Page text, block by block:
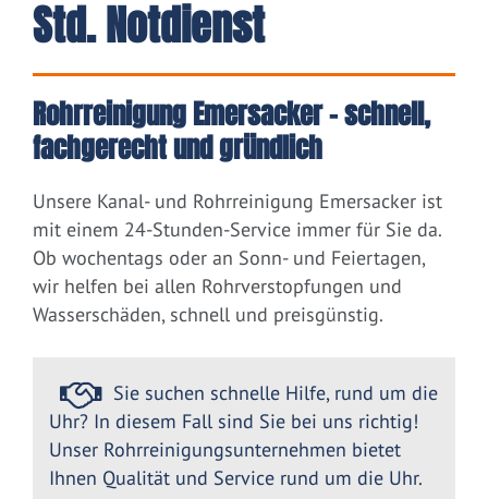
Std. Notdienst
Rohrreinigung Emersacker – schnell,
fachgerecht und gründlich
Unsere Kanal- und Rohrreinigung Emersacker ist
mit einem 24-Stunden-Service immer für Sie da.
Ob wochentags oder an Sonn- und Feiertagen,
wir helfen bei allen Rohrverstopfungen und
Wasserschäden, schnell und preisgünstig.
Sie suchen schnelle Hilfe, rund um die
Uhr? In diesem Fall sind Sie bei uns richtig!
Unser Rohrreinigungsunternehmen bietet
Ihnen Qualität und Service rund um die Uhr.